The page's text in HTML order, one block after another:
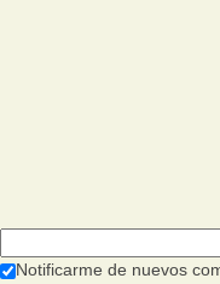
Notificarme de nuevos